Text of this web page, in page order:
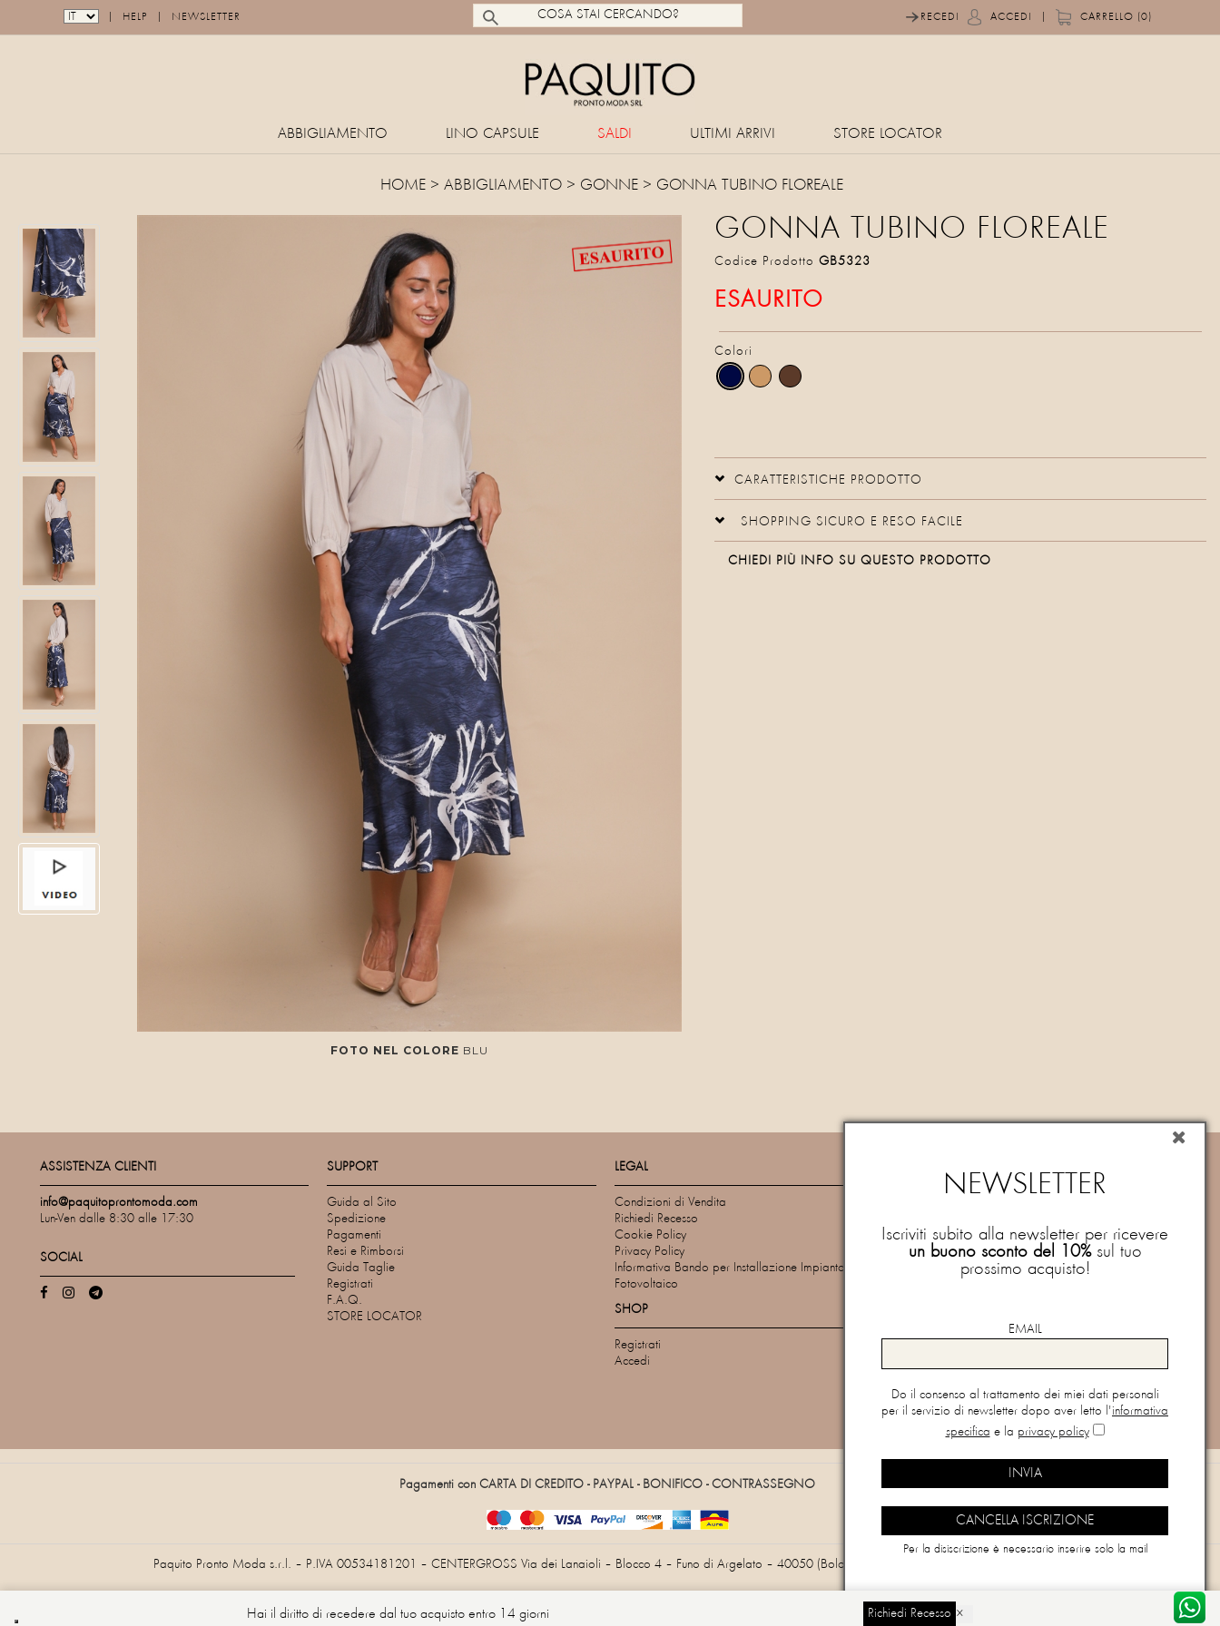
HELP NEWSLETTER RECEDI ACCEDI CARRELLO (0)
ABBIGLIAMENTO LINO CAPSULE SALDI ULTIMI ARRIVI STORE LOCATOR
HOME > ABBIGLIAMENTO> GONNE> GONNA TUBINO FLOREALE
FOTO NEL COLORE BLU
GONNA TUBINO FLOREALE
Codice ProdottoGB5323
ESAURITO
Colori
CARATTERISTICHE PRODOTTO
SHOPPING SICURO E RESO FACILE
CHIEDI PIÙ INFO SU QUESTO PRODOTTO
ASSISTENZA CLIENTI
info@paquitoprontomoda.com
Lun-Ven dalle 8:30 alle 17:30
SOCIAL
SUPPORT
Guida al Sito
Spedizione
Pagamenti
Resi e Rimborsi
Guida Taglie
Registrati
F.A.Q.
STORE LOCATOR
LEGAL
Condizioni di Vendita
Richiedi Recesso
Cookie Policy
Privacy Policy
Informativa Bando per Installazione Impianto
Fotovoltaico
SHOP
Registrati
Accedi
acquisto!
servizio di newsletter dopo aver letto l'
laprivacy policy
Vuoi cancellarti dalla newsletter? Clicca qui
Pagamenti con CARTA DI CREDITO - PAYPAL - BONIFICO - CONTRASSEGNO
Paquito Pronto Moda s.r.l. – P.IVA 00534181201 – CENTERGROSS Via dei Lanaioli – Blocco 4 – Funo di Argelato – 40050 (Bologna) - Email
NEWSLETTER
Iscriviti subito alla newsletter per ricevere
un buono sconto del 10%sul tuo
prossimo acquisto!
EMAIL
Do il consenso al trattamento dei miei dati personali
per il servizio di newsletter dopo aver letto l' informativa
specifica e la privacy policy
Per la disiscrizione è necessario inserire solo la mail
Hai il diritto di recedere dal tuo acquisto entro 14 giorni Richiedi Recesso ×
Informativa sulla raccolta